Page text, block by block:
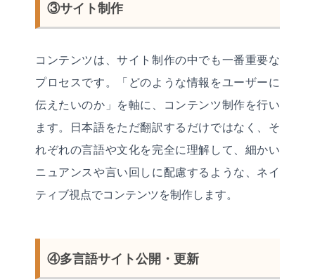
③サイト制作
コンテンツは、サイト制作の中でも一番重要な
プロセスです。「どのような情報をユーザーに
伝えたいのか」を軸に、コンテンツ制作を行い
ます。日本語をただ翻訳するだけではなく、そ
れぞれの言語や文化を完全に理解して、細かい
ニュアンスや言い回しに配慮するような、ネイ
ティブ視点でコンテンツを制作します。
④多言語サイト公開・更新